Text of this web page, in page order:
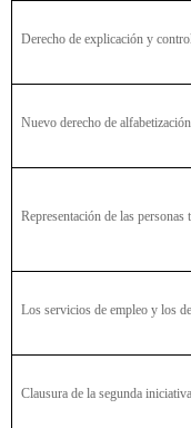
Derecho de explicación y
Nuevo derecho de
Representación de las personas
Los servicios de empleo y los
Clausura de la segunda